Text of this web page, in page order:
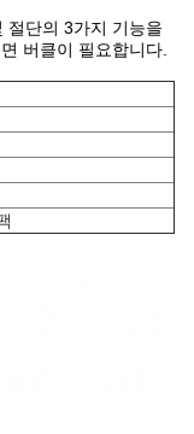
절단의 3가지 기능을
버클이 필요합니다.